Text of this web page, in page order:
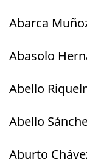
Abarca
Abasolo
Abello
Abello
Aburto